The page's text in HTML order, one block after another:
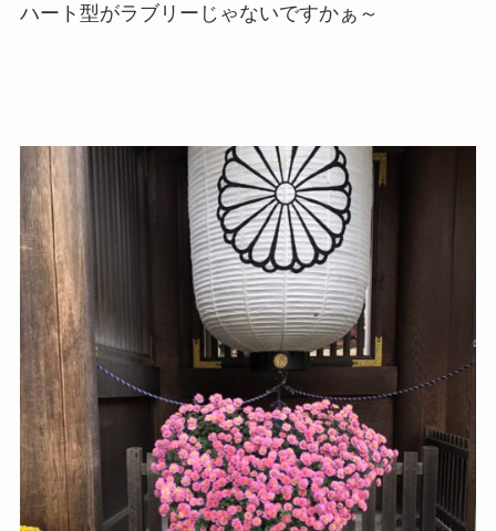
ハート型がラブリーじゃないですかぁ～